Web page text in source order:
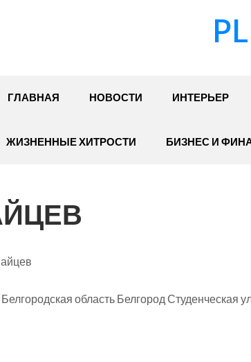
ГЛАВНАЯ НОВОСТИ ИНТЕРЬЕР
ЖИЗНЕННЫЕ ХИТРОСТИ БИЗНЕС И
область Белгород Студенческая